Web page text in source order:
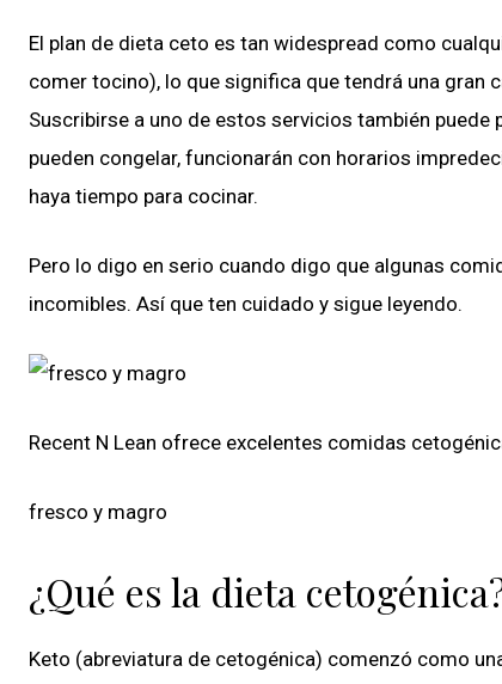
El plan de dieta ceto es tan widespread como
comer tocino), lo que significa que tendrá una gran
Suscribirse a uno de estos servicios también
pueden congelar, funcionarán con horarios
haya tiempo para cocinar.
Pero lo digo en serio cuando digo que algunas
incomibles. Así que ten cuidado y sigue leyendo.
Recent N Lean ofrece excelentes comidas
fresco y magro
¿Qué es la dieta
Keto (abreviatura de cetogénica) comenzó como